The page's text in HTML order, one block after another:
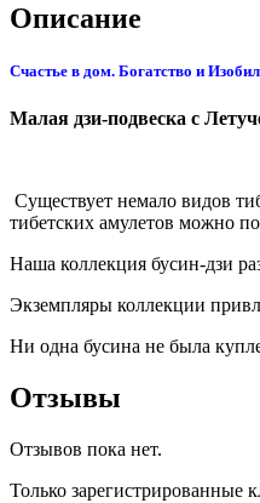
Описание
Счастье в дом. Богатство и
Малая дзи-подвеска с
Существует немало видов
тибетских амулетов можно
Наша коллекция бусин-дзи
Экземпляры коллекции
Ни одна бусина не была
Отзывы
Отзывов пока нет.
Только зарегистрированные